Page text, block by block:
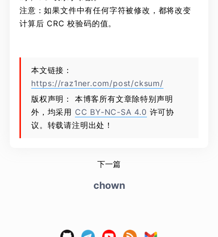
注意：如果文件中有任何字符被修改，都将改变
计算后 CRC 校验码的值。
本文链接：
https://raz1ner.com/post/cksum/
版权声明： 本博客所有文章除特别声明
外，均采用 CC BY-NC-SA 4.0 许可协
议。转载请注明出处！
下一篇
chown